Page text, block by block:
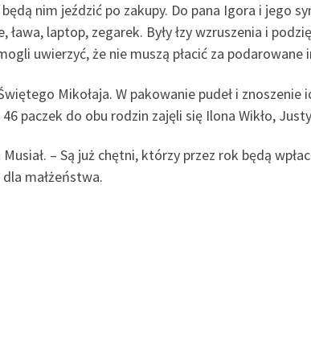
nim jeździć po zakupy. Do pana Igora i jego
laptop, zegarek. Były łzy wzruszenia i
uwierzyć, że nie muszą płacić za podarowane
Mikołaja. W pakowanie pudeł i znoszenie
paczek do obu rodzin zajęli się Ilona Wikło,
– Są już chętni, którzy przez rok będą
małżeństwa.